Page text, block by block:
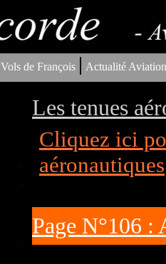
Vols de François | Actualité
Les tenues
Cliquez ici
aéronautiques
Page N°106 :